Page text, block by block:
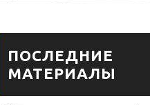
ПОСЛЕДНИЕ
МАТЕРИАЛЫ